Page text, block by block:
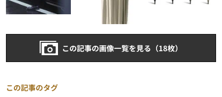
この記事の画像一覧を見る（18枚）
この記事のタグ